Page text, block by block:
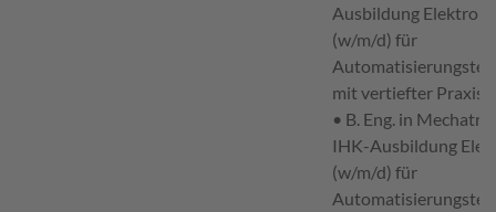
Ausbildung
(w/m/d) für
mit vertiefter Praxis
• B. Eng. in
IHK-Ausbildung
(w/m/d) für